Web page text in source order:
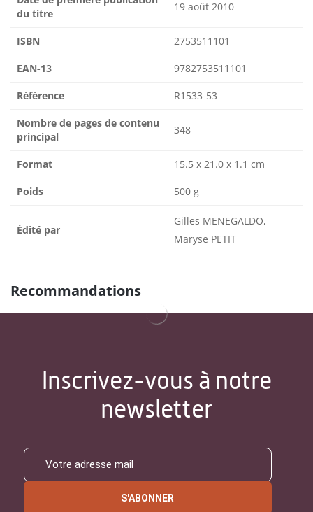
du titre
19 août 2010
ISBN 2753511101
EAN-13 9782753511101
Référence R1533-53
Nombre de pages de contenu
principal
348
Format 15.5 x 21.0 x 1.1 cm
Poids 500 g
Édité par
Gilles MENEGALDO,
Maryse PETIT
Recommandations
Inscrivez-vous à notre
newsletter
S'ABONNER